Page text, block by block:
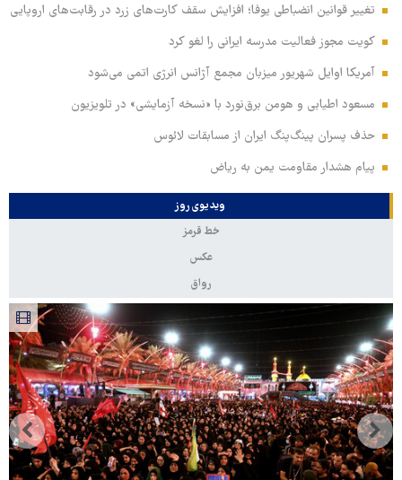
تغییر قوانین انضباطی یوفا؛ افزایش سقف کارت‌های زرد در رقابت‌های اروپایی
کویت مجوز فعالیت مدرسه ایرانی را لغو کرد
آمریکا اوایل شهریور میزبان مجمع آژانس انرژی اتمی می‌شود
مسعود اطیابی و هومن برق‌نورد با «نسخه آزمایشی» در تلویزیون
حذف پسران پینگ‌پنگ ایران از مسابقات لائوس
پیام هشدار مقاومت یمن به ریاض
ویدیوی روز
خط قرمز
عکس
رواق